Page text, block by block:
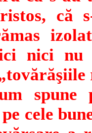
că
nici nu
spune
cele